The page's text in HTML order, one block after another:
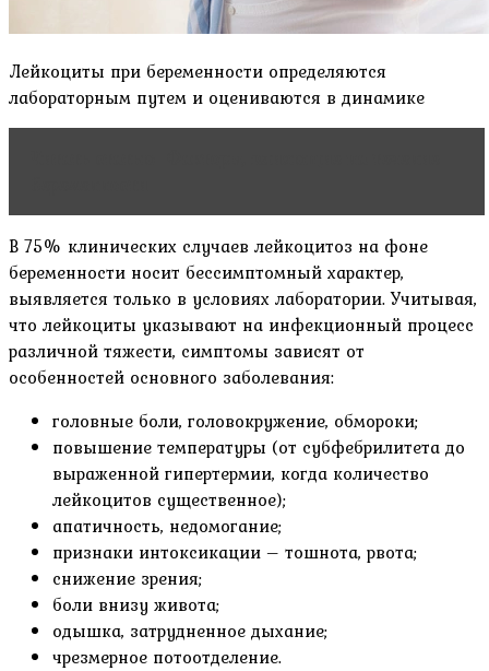
Лейкоциты при беременности определяются
лабораторным путем и оцениваются в динамике
В 75% клинических случаев лейкоцитоз на фоне
беременности носит бессимптомный характер,
выявляется только в условиях лаборатории. Учитывая,
что лейкоциты указывают на инфекционный процесс
различной тяжести, симптомы зависят от
особенностей основного заболевания:
головные боли, головокружение, обмороки;
повышение температуры (от субфебрилитета до
выраженной гипертермии, когда количество
лейкоцитов существенное);
апатичность, недомогание;
признаки интоксикации – тошнота, рвота;
снижение зрения;
боли внизу живота;
одышка, затрудненное дыхание;
чрезмерное потоотделение.